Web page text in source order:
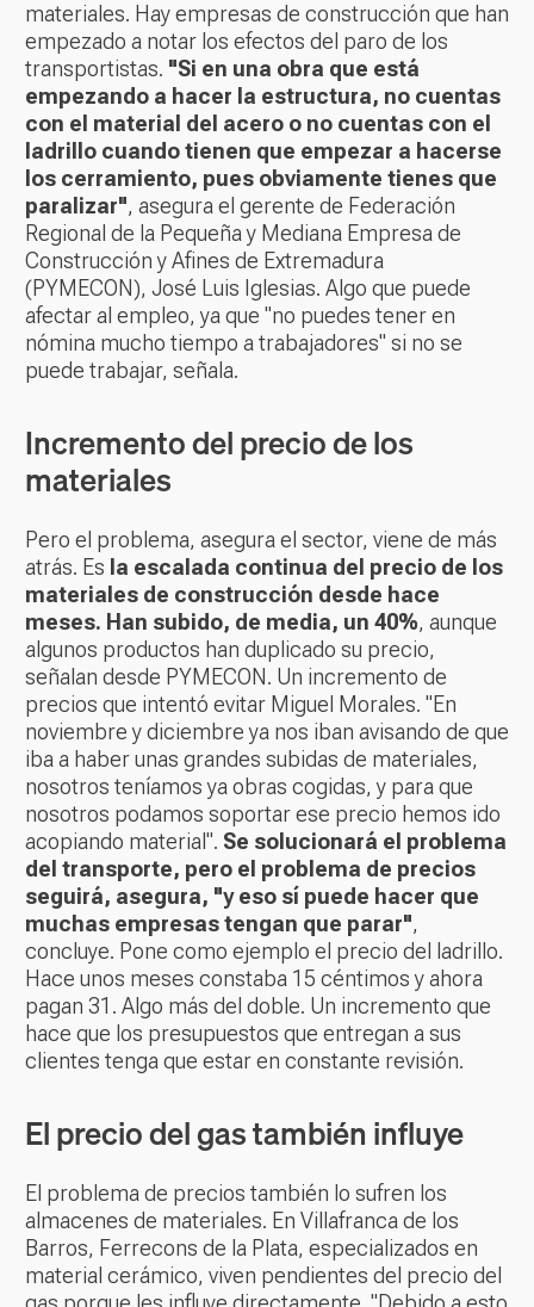
materiales. Hay empresas de construcción que han
empezado a notar los efectos del paro de los
transportistas. "Si en una obra que está
empezando a hacer la estructura, no cuentas
con el material del acero o no cuentas con el
ladrillo cuando tienen que empezar a hacerse
los cerramiento, pues obviamente tienes que
paralizar", asegura el gerente de Federación
Regional de la Pequeña y Mediana Empresa de
Construcción y Afines de Extremadura
(PYMECON), José Luis Iglesias. Algo que puede
afectar al empleo, ya que "no puedes tener en
nómina mucho tiempo a trabajadores" si no se
puede trabajar, señala.
Incremento del precio de los
materiales
Pero el problema, asegura el sector, viene de más
atrás. Es la escalada continua del precio de los
materiales de construcción desde hace
meses. Han subido, de media, un 40%, aunque
algunos productos han duplicado su precio,
señalan desde PYMECON. Un incremento de
precios que intentó evitar Miguel Morales. "En
noviembre y diciembre ya nos iban avisando de que
iba a haber unas grandes subidas de materiales,
nosotros teníamos ya obras cogidas, y para que
nosotros podamos soportar ese precio hemos ido
acopiando material". Se solucionará el problema
del transporte, pero el problema de precios
seguirá, asegura, "y eso sí puede hacer que
muchas empresas tengan que parar",
concluye. Pone como ejemplo el precio del ladrillo.
Hace unos meses constaba 15 céntimos y ahora
pagan 31. Algo más del doble. Un incremento que
hace que los presupuestos que entregan a sus
clientes tenga que estar en constante revisión.
El precio del gas también influye
El problema de precios también lo sufren los
almacenes de materiales. En Villafranca de los
Barros, Ferrecons de la Plata, especializados en
material cerámico, viven pendientes del precio del